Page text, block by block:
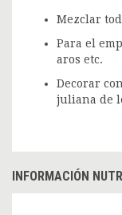
Mezclar
Para el
aros etc.
Decorar
juliana de
INFORMACIÓN